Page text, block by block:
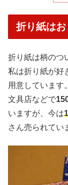
折り紙は
折り紙は柄のつ
私は折り紙が好
用意しています。
文具店などで
いますが、今は
さん売られてい